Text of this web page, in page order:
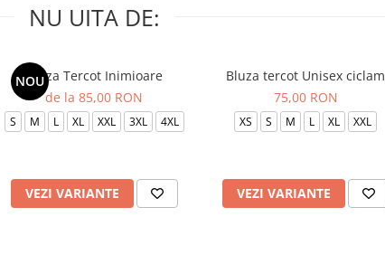
NU UITA DE:
NOU
Bluza Tercot Inimioare
de la 85,00 RON
S M L XL XXL 3XL 4XL
VEZI VARIANTE
Bluza tercot Unisex ciclam
75,00 RON
XS S M L XL XXL
VEZI VARIANTE